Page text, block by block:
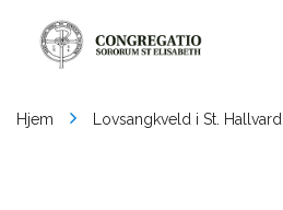
Hjem Lovsangkveld i St.